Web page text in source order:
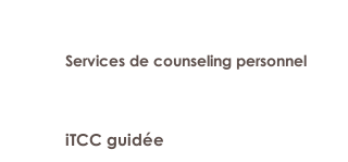
Services de counseling personnel
iTCC guidée